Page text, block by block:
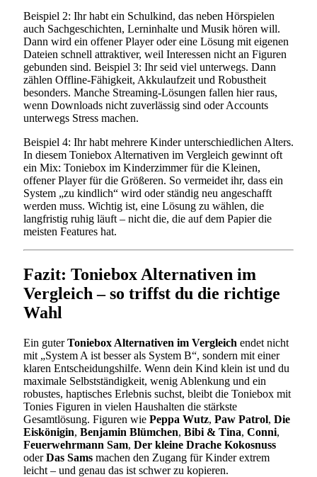
Beispiel 2: Ihr habt ein Schulkind, das neben Hörspielen
auch Sachgeschichten, Lerninhalte und Musik hören will.
Dann wird ein offener Player oder eine Lösung mit eigenen
Dateien schnell attraktiver, weil Interessen nicht an Figuren
gebunden sind. Beispiel 3: Ihr seid viel unterwegs. Dann
zählen Offline-Fähigkeit, Akkulaufzeit und Robustheit
besonders. Manche Streaming-Lösungen fallen hier raus,
wenn Downloads nicht zuverlässig sind oder Accounts
unterwegs Stress machen.
Beispiel 4: Ihr habt mehrere Kinder unterschiedlichen Alters.
In diesem Toniebox Alternativen im Vergleich gewinnt oft
ein Mix: Toniebox im Kinderzimmer für die Kleinen,
offener Player für die Größeren. So vermeidet ihr, dass ein
System „zu kindlich“ wird oder ständig neu angeschafft
werden muss. Wichtig ist, eine Lösung zu wählen, die
langfristig ruhig läuft – nicht die, die auf dem Papier die
meisten Features hat.
Fazit: Toniebox Alternativen im
Vergleich – so triffst du die richtige
Wahl
Ein guterToniebox Alternativen im Vergleich endet nicht
mit „System A ist besser als System B“, sondern mit einer
klaren Entscheidungshilfe. Wenn dein Kind klein ist und du
maximale Selbstständigkeit, wenig Ablenkung und ein
robustes, haptisches Erlebnis suchst, bleibt die Toniebox mit
Tonies Figuren in vielen Haushalten die stärkste
Gesamtlösung. Figuren wie Peppa Wutz, Paw Patrol, Die
Eiskönigin, Benjamin Blümchen, Bibi & Tina, Conni,
Feuerwehrmann Sam, Der kleine Drache Kokosnuss
oderDas Sams machen den Zugang für Kinder extrem
leicht – und genau das ist schwer zu kopieren.